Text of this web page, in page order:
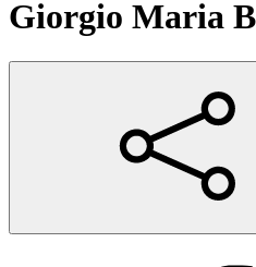
Giorgio Maria